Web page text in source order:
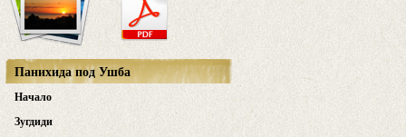
Панихида под Ушба
Начало
Зугдиди